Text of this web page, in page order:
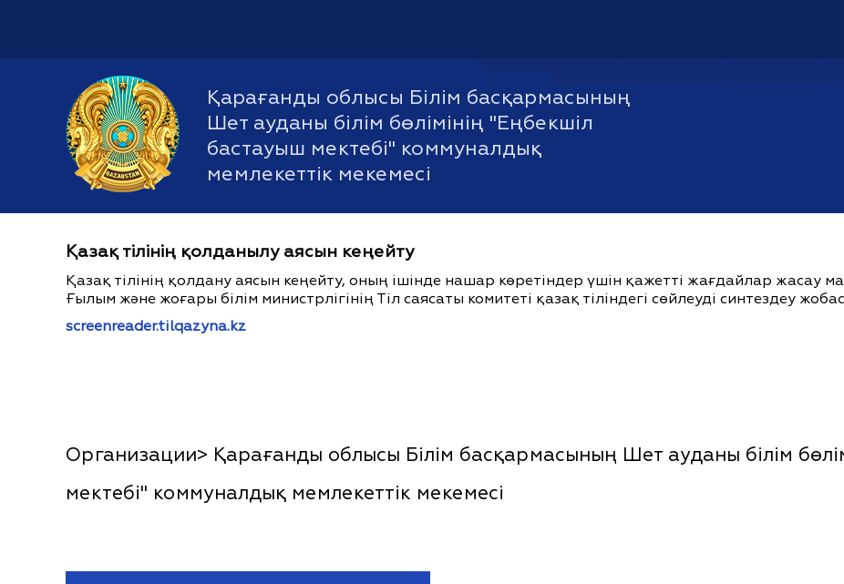
Қарағанды облысы Білім басқармасының
Шет ауданы білім бөлімінің "Еңбекшіл
бастауыш мектебі" коммуналдық
мемлекеттік мекемесі
Қазақ тілінің қолданылу аясын кеңейту
Қазақ тілінің қолдану аясын кеңейту, оның ішінде нашар көретіндер үшін қажетті жағдайлар жасау
Ғылым және жоғары білім министрлігінің Тіл саясаты комитеті қазақ тіліндегі сөйлеуді синтездеу
screenreader.tilqazyna.kz
Организации> Қарағанды облысы Білім басқармасының Шет ауданы білім
мектебі" коммуналдық мемлекеттік мекемесі